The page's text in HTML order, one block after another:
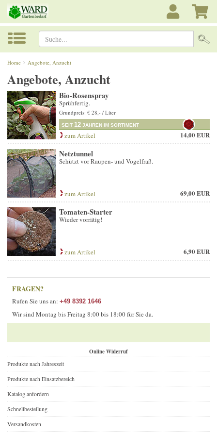
Suche...
Home Angebote, Anzucht
Angebote, Anzucht
Bio-Rosenspray
Sprühfertig.
Grundpreis: € 28,- / Liter
SEIT 12 JAHREN IM SORTIMENT
zum Artikel 14,00 EUR
Netztunnel
Schützt vor Raupen- und Vogelfraß.
zum Artikel 69,00 EUR
Tomaten-Starter
Wieder vorrätig!
zum Artikel 6,90 EUR
FRAGEN?
Rufen Sie uns an: +49 8392 1646
Wir sind Montag bis Freitag 8:00 bis 18:00 für Sie da.
Online Widerruf
Produkte nach Jahreszeit
Produkte nach Einsatzbereich
Katalog anfordern
Schnellbestellung
Versandkosten